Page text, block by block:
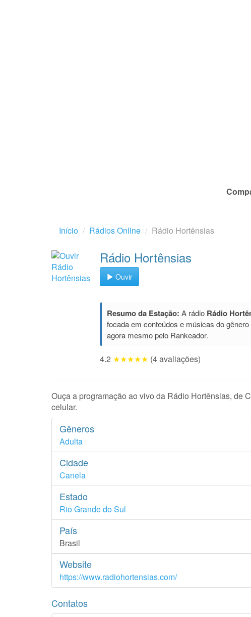
Início Rádios Online Rádio Hortênsias
Rádio Hortênsias
Ouvir
Resumo da Estação: A rádio Rádio
focada em conteúdos e músicas do gênero
agora mesmo pelo Rankeador.
4.2 ★★★★★ (4 avaliações)
Ouça a programação ao vivo da Rádio Hortênsias, de
celular.
Gêneros
Adulta
Cidade
Canela
Estado
Rio Grande do Sul
País
Brasil
Website
https://www.radiohortensias.com/
Contatos